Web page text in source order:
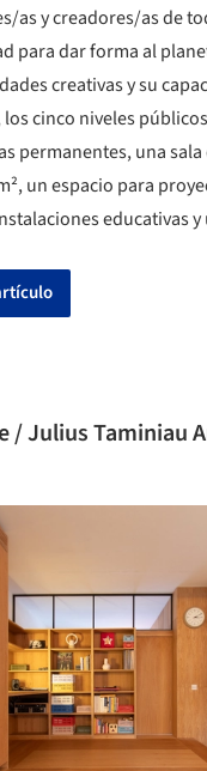
as y creadores/as de
para dar forma al
creativas y su
cinco niveles
permanentes, una
un espacio para
educativas y
/ Julius Taminiau